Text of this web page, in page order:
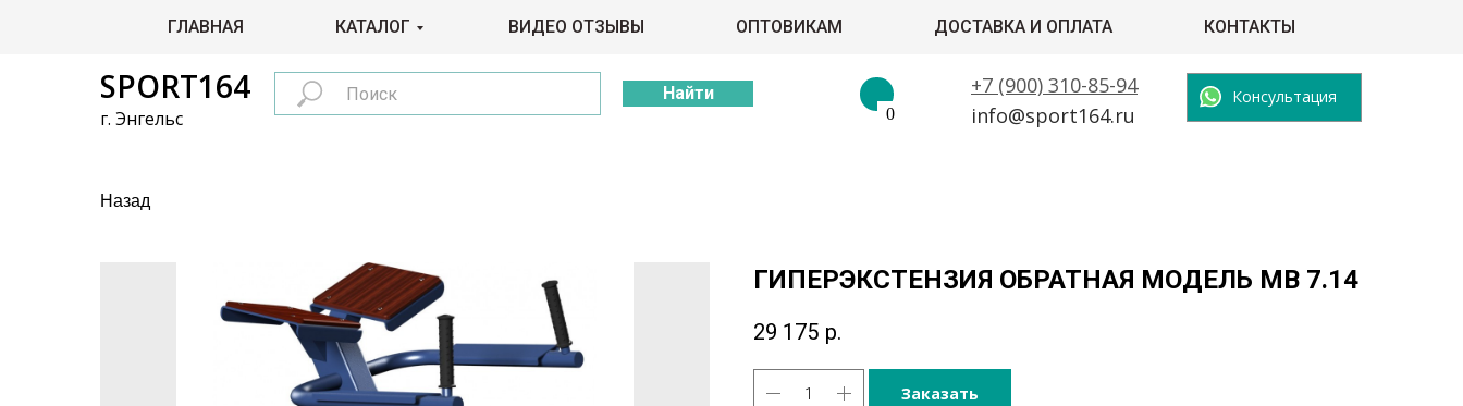
+7 (900) 310-85-94
SPORT164 Консультация
Найти
0 info@sport164.ru
г. Энгельс
Назад
ГЛАВНАЯ КАТАЛОГ ВИДЕО ОТЗЫВЫ ОПТОВИКАМ ДОСТАВКА И ОПЛАТА КОНТАКТЫ
ГИПЕРЭКСТЕНЗИЯ ОБРАТНАЯ МОДЕЛЬ МВ 7.14
29 175 р.
Заказать